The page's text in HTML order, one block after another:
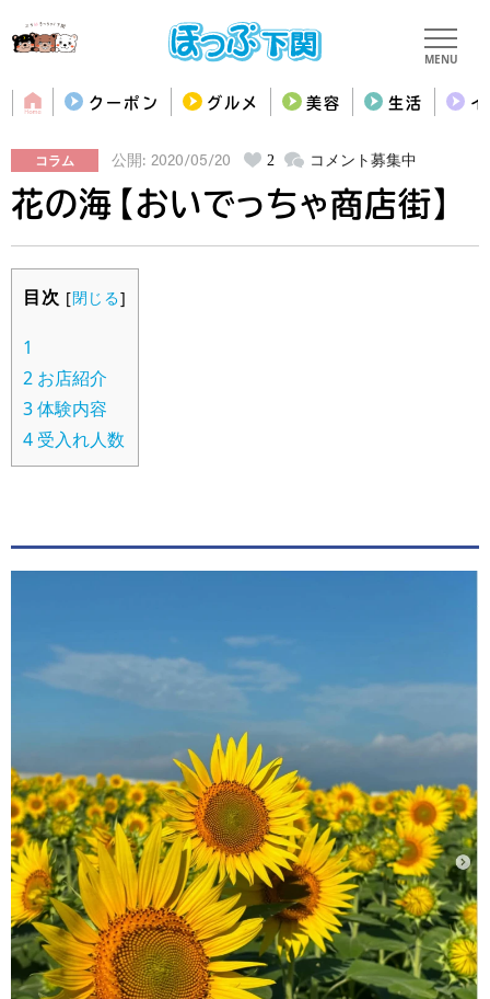
MENU
クーポン グルメ 美容 生活
コラム 公開: 2020/05/20 2 コメント募集中
花の海【おいでっちゃ商店街】
目次 [閉じる]
1
2 お店紹介
3体験内容
4 受入れ人数